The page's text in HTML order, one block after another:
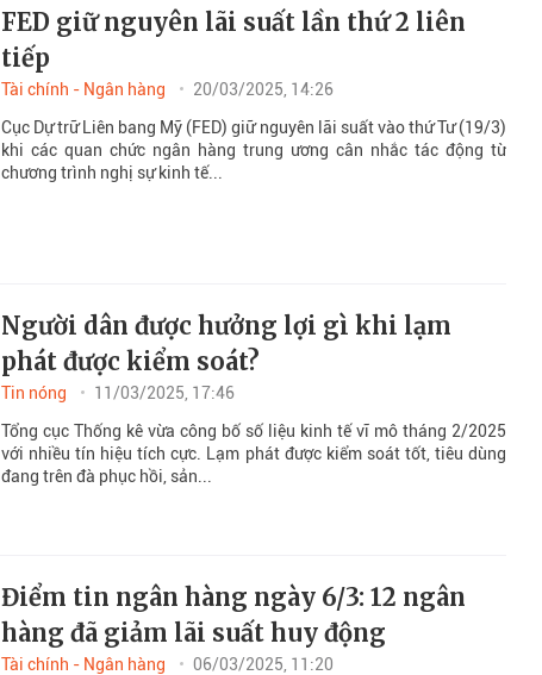
FED giữ nguyên lãi suất lần thứ 2 liên
tiếp
Tài chính - Ngân hàng
20/03/2025, 14:26
Cục Dự trữ Liên bang Mỹ (FED) giữ nguyên lãi suất vào thứ Tư (19/3)
khi các quan chức ngân hàng trung ương cân nhắc tác động từ
chương trình nghị sự kinh tế...
Người dân được hưởng lợi gì khi lạm
phát được kiểm soát?
Tin nóng
11/03/2025, 17:46
Tổng cục Thống kê vừa công bố số liệu kinh tế vĩ mô tháng 2/2025
với nhiều tín hiệu tích cực. Lạm phát được kiểm soát tốt, tiêu dùng
đang trên đà phục hồi, sản...
Điểm tin ngân hàng ngày 6/3: 12 ngân
hàng đã giảm lãi suất huy động
Tài chính - Ngân hàng
06/03/2025, 11:20